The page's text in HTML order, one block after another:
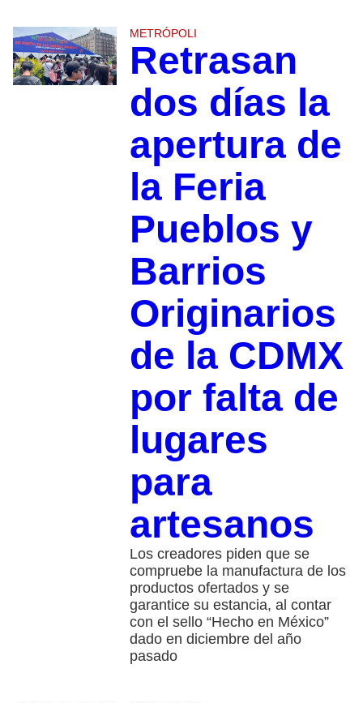
METRÓPOLI
Retrasan
dos días la
apertura de
la Feria
Pueblos y
Barrios
Originarios
de la CDMX
por falta de
lugares
para
artesanos
Los creadores piden que se
compruebe la manufactura de los
productos ofertados y se
garantice su estancia, al contar
con el sello “Hecho en México”
dado en diciembre del año
pasado